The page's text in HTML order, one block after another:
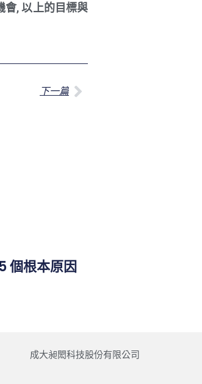
會, 以上的目標與
下一篇
個根本原因
成大昶閎科技股份有限公司